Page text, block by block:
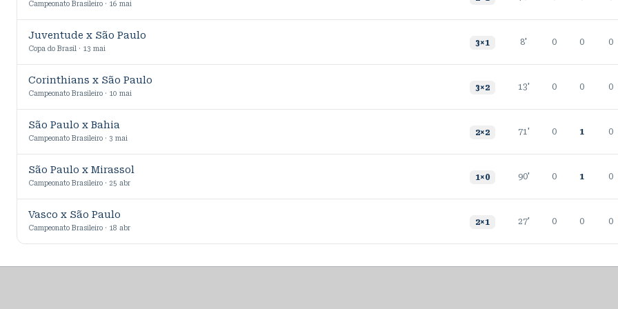
Campeonato Brasileiro · 16 mai
Juventude x São Paulo
Copa do Brasil · 13 mai
3×1 8' 0 0 0
Corinthians x São Paulo
Campeonato Brasileiro · 10 mai
3×2 13' 0 0 0
São Paulo x Bahia
Campeonato Brasileiro · 3 mai
2×2 71' 0 1 0
São Paulo x Mirassol
Campeonato Brasileiro · 25 abr
1×0 90' 0 1 0
Vasco x São Paulo
Campeonato Brasileiro · 18 abr
2×1 27' 0 0 0